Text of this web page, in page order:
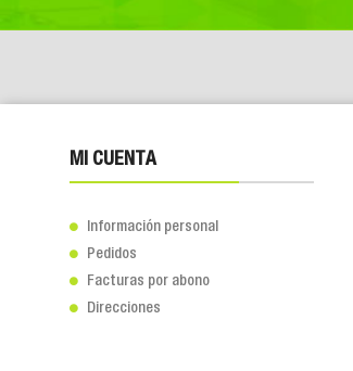
MI CUENTA
 Información personal
 Pedidos
 Facturas por abono
 Direcciones